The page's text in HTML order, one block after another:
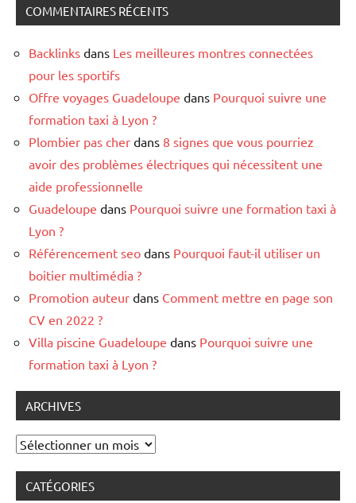
COMMENTAIRES RÉCENTS
Backlinks dans Les meilleures montres connectées
pour les sportifs
Offre voyages Guadeloupe dans Pourquoi suivre une
formation taxi à Lyon ?
Plombier pas cher dans 8 signes que vous pourriez
avoir des problèmes électriques qui nécessitent une
aide professionnelle
Guadeloupe dans Pourquoi suivre une formation taxi à
Lyon ?
Référencement seo dans Pourquoi faut-il utiliser un
boitier multimédia ?
Promotion auteur dans Comment mettre en page son
CV en 2022 ?
Villa piscine Guadeloupe dans Pourquoi suivre une
formation taxi à Lyon ?
ARCHIVES
Archives
CATÉGORIES